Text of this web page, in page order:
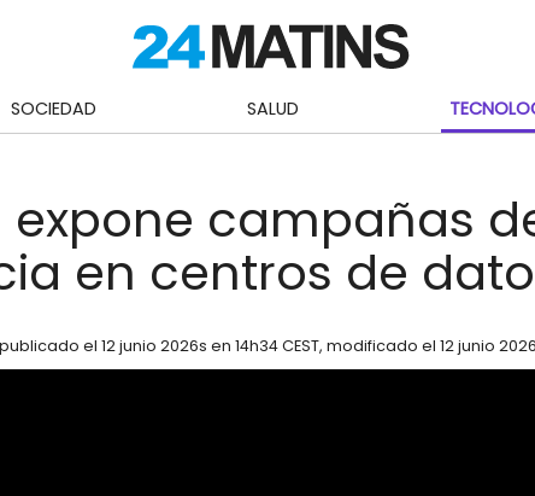
SOCIEDAD SALUD
expone campañas
en centros de
publicado el 12 junio 2026s en 14h34 CEST, modificado el 12 junio 2026